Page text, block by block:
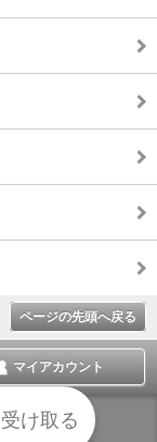
ページの先頭へ戻る
マイアカウント
PC版
受け取る